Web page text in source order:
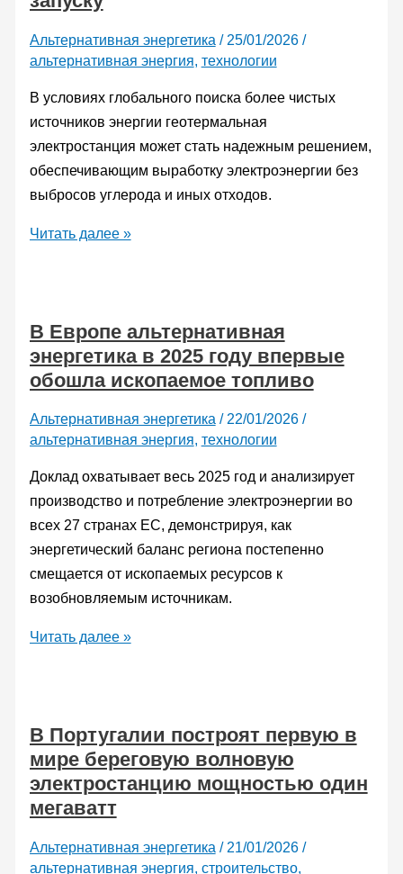
к
электросети
Альтернативная энергетика / 25/01/2026 /
альтернативная энергия, технологии
В условиях глобального поиска более чистых
источников энергии геотермальная
электростанция может стать надежным решением,
обеспечивающим выработку электроэнергии без
выбросов углерода и иных отходов.
Первая
геотермальная
электростанция
нового
приблизилась
к
запуску
Читать далее »
В Европе альтернативная
энергетика в 2025 году впервые
обошла ископаемое топливо
Альтернативная энергетика / 22/01/2026 /
альтернативная энергия, технологии
Доклад охватывает весь 2025 год и анализирует
производство и потребление электроэнергии во
всех 27 странах ЕС, демонстрируя, как
энергетический баланс региона постепенно
смещается от ископаемых ресурсов к
возобновляемым источникам.
В
в
2025
году
впервые
ископаемое
Читать далее »
В Португалии построят первую в
мире береговую волновую
электростанцию мощностью один
мегаватт
Альтернативная энергетика / 21/01/2026 /
альтернативная энергия, строительство,